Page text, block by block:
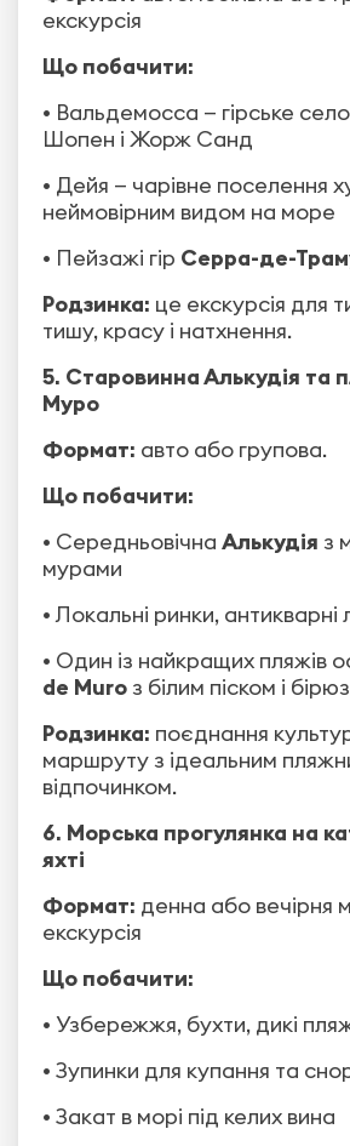
екскурсія
Що побачити:
• Вальдемосса — гірське
Шопен і Жорж Санд
• Дейя — чарівне поселення
неймовірним видом на море
• Пейзажі гір Серра-де-
Родзинка: це екскурсія для
тишу, красу і натхнення.
5. Старовинна Алькудія та
Муро
Формат: авто або групова.
Що побачити:
• Середньовічна Алькудія з
мурами
• Локальні ринки, антикварні
• Один із найкращих пляжів
de Muro з білим піском і
Родзинка: поєднання
маршруту з ідеальним
відпочинком.
6. Морська прогулянка на
яхті
Формат: денна або вечірня
екскурсія
Що побачити:
• Узбережжя, бухти, дикі
• Зупинки для купання та
• Закат в морі під келих вина